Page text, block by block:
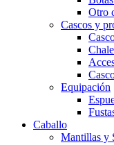
Otro
Cascos y
Equipación
Caballo
Mantillas y